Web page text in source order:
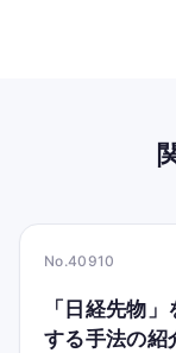
No.40910
「日経先物
する手法の紹